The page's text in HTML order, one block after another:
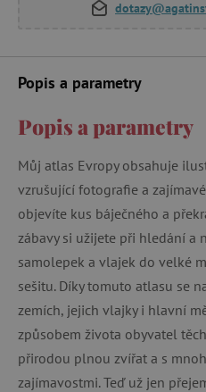
Popis a parametry
Popis a parametry
Můj atlas Evropy obsahuje
vzrušující fotografie a
objevíte kus báječného a
zábavy si užijete při hledání a
samolepek a vlajek do velké
sešitu. Díky tomuto atlasu se
zemích, jejich vlajky i hlavní
způsobem života obyvatel
přirodou plnou zvířat a s
zajímavostmi. Teď už jen